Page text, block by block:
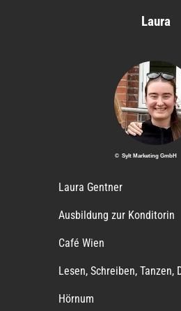
Laura
© Sylt Marketing GmbH
Laura Gentner
Ausbildung zur Konditorin
Café Wien
Lesen, Schreiben, Tanzen,
Hörnum